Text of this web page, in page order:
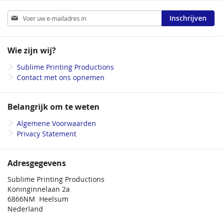
Abonneer
u
op
nieuwsbrief
Inschrijven
Wie zijn wij?
Sublime Printing Productions
Contact met ons opnemen
Belangrijk om te weten
Algemene Voorwaarden
Privacy Statement
Adresgegevens
Sublime Printing Productions
Koninginnelaan 2a
6866NM Heelsum
Nederland